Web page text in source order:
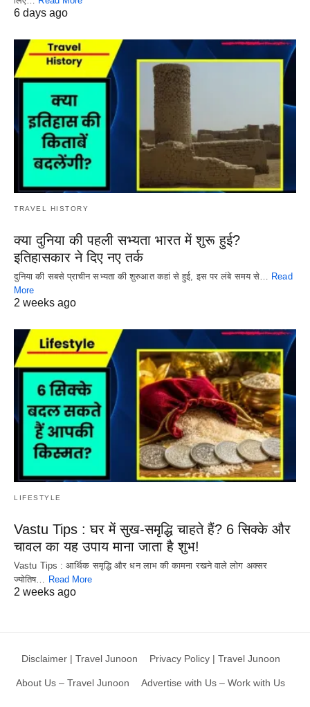
6 days ago
TRAVEL HISTORY
क्या दुनिया की पहली सभ्यता भारत में शुरू हुई?
इतिहासकार ने दिए नए तर्क
दुनिया की सबसे प्राचीन सभ्यता की शुरुआत कहां से हुई, इस पर लंबे समय से… Read
More
2 weeks ago
LIFESTYLE
Vastu Tips : घर में सुख-समृद्धि चाहते हैं? 6 सिक्के और
चावल का यह उपाय माना जाता है शुभ!
Vastu Tips : आर्थिक समृद्धि और धन लाभ की कामना रखने वाले लोग अक्सर
ज्योतिष… Read More
2 weeks ago
Disclaimer | Travel Junoon Privacy Policy | Travel Junoon
About Us – Travel Junoon Advertise with Us – Work with Us